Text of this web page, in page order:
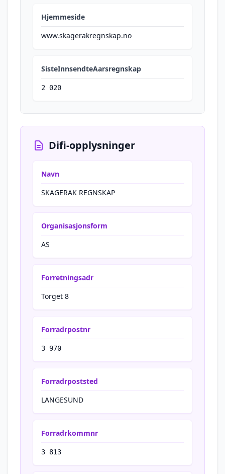
Hjemmeside
www.skagerakregnskap.no
SisteInnsendteAarsregnskap
2 020
Difi-opplysninger
Navn
SKAGERAK REGNSKAP
Organisasjonsform
AS
Forretningsadr
Torget 8
Forradrpostnr
3 970
Forradrpoststed
LANGESUND
Forradrkommnr
3 813